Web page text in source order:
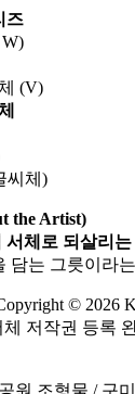
즈
(V)
씨체)
the Artist)
체로 되살리는
담는 그릇이라
© 2026
체 저작권 등록